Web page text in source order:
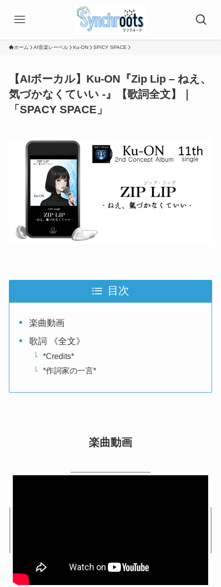
ホーム AI音楽レーベル Ku-ON SPICY SPACE
【AIボーカル】Ku-ON『Zip Lip – ねえ、
気づかなくていい -』【歌詞全文】｜
「SPACY SPACE」
目次
楽曲動画
歌詞 《全文》
*Credits*
*作詞家の一言*
楽曲動画